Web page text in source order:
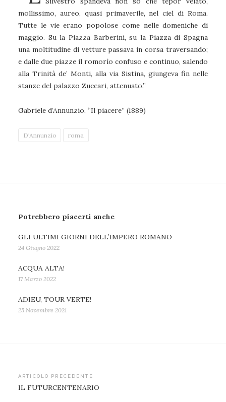
mollissimo, aureo, quasi primaverile, nel ciel di Roma.
Tutte le vie erano popolose come nelle domeniche di
maggio. Su la Piazza Barberini, su la Piazza di Spagna
una moltitudine di vetture passava in corsa traversando;
e dalle due piazze il romorìo confuso e continuo, salendo
alla Trinità de’ Monti, alla via Sistina, giungeva fin nelle
stanze del palazzo Zuccari, attenuato.”
Gabriele d’Annunzio, “Il piacere” (1889)
D'Annunzio roma
Potrebbero piacerti anche
GLI ULTIMI GIORNI DELL’IMPERO ROMANO
24 Giugno 2022
ACQUA ALTA!
17 Marzo 2022
ADIEU, TOUR VERTE!
25 Novembre 2021
Navigazione
articoli
ARTICOLO PRECEDENTE
IL FUTURCENTENARIO